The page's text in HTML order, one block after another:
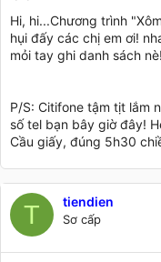
"vinh dự" nhé bác Tu
Hi, hi...Chương trình
hụi đấy các chị em ơi!
mỏi tay ghi danh sách nè!
P/S: Citifone tậm tịt lắm
số tel bạn bây giờ đây!
Cầu giấy, đúng 5h30
T tiendien
Sơ cấp